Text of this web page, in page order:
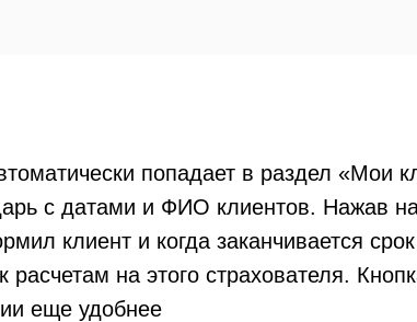
попадает в раздел «Мои
с датами и ФИО клиентов. Нажав
клиент и когда заканчивается
на этого страхователя.
еще удобнее